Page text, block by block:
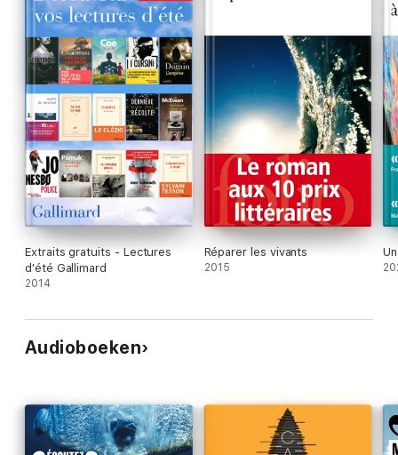
Extraits gratuits - Lectures
d'été Gallimard
2014
Réparer les vivants
2015
Audioboeken